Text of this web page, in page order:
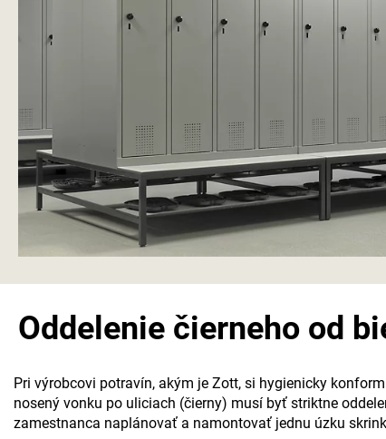
Oddelenie čierneho od
Pri výrobcovi potravín, akým je Zott, si hygienicky
nosený vonku po uliciach (čierny) musí byť striktne
zamestnanca naplánovať a namontovať jednu úzku